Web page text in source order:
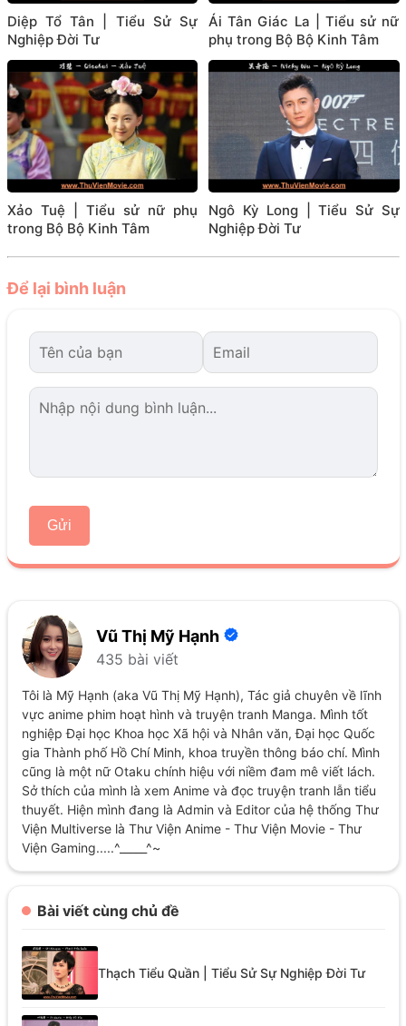
Vũ Thị Mỹ Hạnh
435 bài viết
Tôi là Mỹ Hạnh (aka Vũ Thị Mỹ Hạnh), Tác giả chuyên về lĩnh
vực anime phim hoạt hình và truyện tranh Manga. Mình tốt
nghiệp Đại học Khoa học Xã hội và Nhân văn, Đại học Quốc
gia Thành phố Hồ Chí Minh, khoa truyền thông báo chí. Mình
cũng là một nữ Otaku chính hiệu với niềm đam mê viết lách.
Sở thích của mình là xem Anime và đọc truyện tranh lẫn tiểu
thuyết. Hiện mình đang là Admin và Editor của hệ thống Thư
Viện Multiverse là Thư Viện Anime - Thư Viện Movie - Thư
Viện Gaming.....^_____^~
Bài viết cùng chủ đề
Thạch Tiểu Quần | Tiểu Sử Sự Nghiệp Đời Tư
Diệp Tổ Tân | Tiểu Sử Sự
Nghiệp Đời Tư
Ái Tân Giác La | Tiểu sử nữ
phụ trong Bộ Bộ Kinh Tâm
Xảo Tuệ | Tiểu sử nữ phụ
trong Bộ Bộ Kinh Tâm
Ngô Kỳ Long | Tiểu Sử Sự
Nghiệp Đời Tư
Để lại bình luận
Gửi